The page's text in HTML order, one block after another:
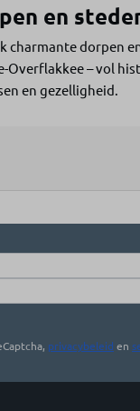
en
charmante dorpen
Overflakkee – vol
en gezelligheid.
privacybeleid en